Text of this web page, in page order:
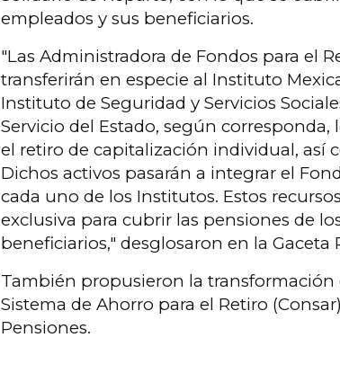
empleados y sus beneficiarios.
"Las Administradora de Fondos para el
transferirán en especie al Instituto
Instituto de Seguridad y Servicios
Servicio del Estado, según corresponda,
el retiro de capitalización individual, así
Dichos activos pasarán a integrar el
cada uno de los Institutos. Estos
exclusiva para cubrir las pensiones de
beneficiarios," desglosaron en la Gaceta
También propusieron la transformación
Sistema de Ahorro para el Retiro
Pensiones.